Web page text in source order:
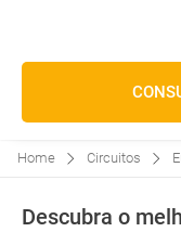
Home Circuitos
Descubra o